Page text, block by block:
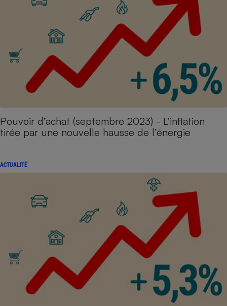
Pouvoir d’achat (septembre 2023) - L’inflation
tirée par une nouvelle hausse de l’énergie
ACTUALITÉ